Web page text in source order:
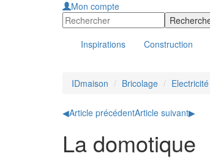
Mon compte
Inspirations Construction
IDmaison Bricolage Electricité
◀Article précédentArticle suivant▶
La domotique